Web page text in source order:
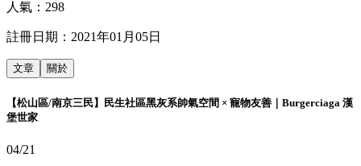
人氣： 298
註冊日期： 2021年01月05日
文章 關於
【松山區/南京三民】民生社區黑灰系帥氣空間 × 寵物友善｜Burgerciaga 漢
堡世家
04/21